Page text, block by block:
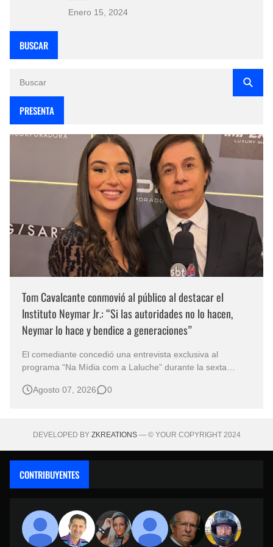
Enero 15, 2024
BUSCAR
PRESENTA
Tom Cavalcante conmovió al público al destacar el
Instituto Neymar Jr.: “Si las autoridades no lo hacen,
Neymar lo hace y bendice a generaciones”
El comediante concedió una entrevista exclusiva al
programa “Na Mídia com a Laluche” durante la sexta
eventos benéficos más importantes de Brasil. En medio del
Agosto 07, 2026 0
DEVELOPED BY ZKREATIONS— © YOUR COPYRIGHT 2024
CONTRIBUYENTES